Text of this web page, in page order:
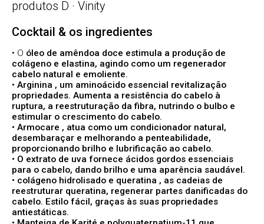
produtos D · Vinity
Cocktail & os ingredientes
• O óleo de amêndoa doce estimula a produção de
colágeno e elastina, agindo como um regenerador
cabelo natural e emoliente.
• Arginina , um aminoácido essencial revitalização
propriedades. Aumenta a resistência do cabelo à
ruptura, a reestruturação da fibra, nutrindo o bulbo e
estimular o crescimento do cabelo.
• Armocare , atua como um condicionador natural,
desembaraçar e melhorando a penteabilidade,
proporcionando brilho e lubrificação ao cabelo.
• O extrato de uva fornece ácidos gordos essenciais
para o cabelo, dando brilho e uma aparência saudável.
• colágeno hidrolisado e queratina , as cadeias de
reestruturar queratina, regenerar partes danificadas do
cabelo. Estilo fácil, graças às suas propriedades
antiestáticas.